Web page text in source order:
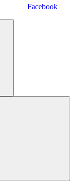
Facebook